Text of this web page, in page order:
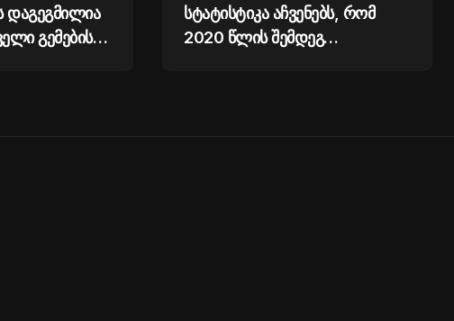
დაგეგმილია
გემების
სტატისტიკა აჩვენებს, რომ
2020 წლის შემდეგ